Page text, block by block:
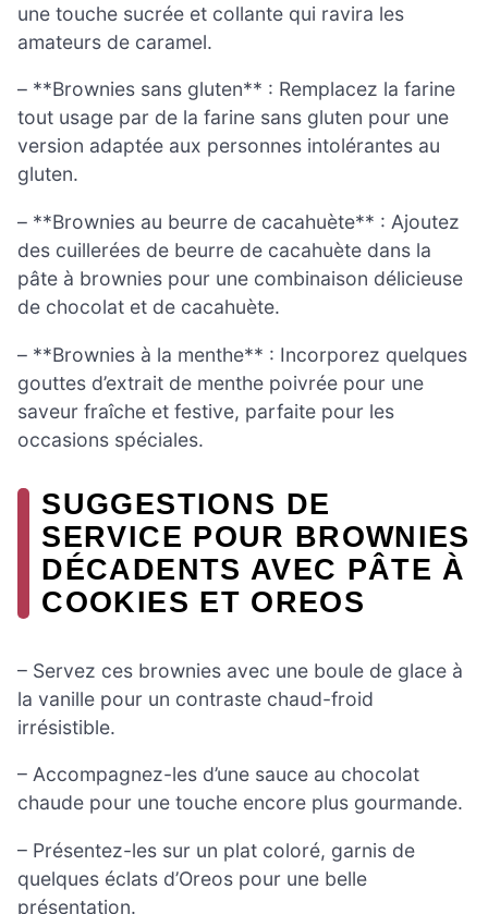
une touche sucrée et collante qui ravira les
amateurs de caramel.
– **Brownies sans gluten** : Remplacez la farine
tout usage par de la farine sans gluten pour une
version adaptée aux personnes intolérantes au
gluten.
– **Brownies au beurre de cacahuète** : Ajoutez
des cuillerées de beurre de cacahuète dans la
pâte à brownies pour une combinaison délicieuse
de chocolat et de cacahuète.
– **Brownies à la menthe** : Incorporez quelques
gouttes d’extrait de menthe poivrée pour une
saveur fraîche et festive, parfaite pour les
occasions spéciales.
SUGGESTIONS DE
SERVICE POUR BROWNIES
DÉCADENTS AVEC PÂTE À
COOKIES ET OREOS
– Servez ces brownies avec une boule de glace à
la vanille pour un contraste chaud-froid
irrésistible.
– Accompagnez-les d’une sauce au chocolat
chaude pour une touche encore plus gourmande.
– Présentez-les sur un plat coloré, garnis de
quelques éclats d’Oreos pour une belle
présentation.